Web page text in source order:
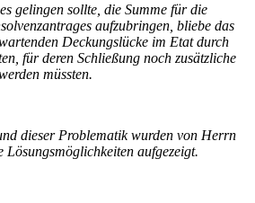
gelingen sollte, die Summe für die
aufzubringen, bliebe das
Deckungslücke im Etat durch
für deren Schließung noch zusätzliche
müssten.
dieser Problematik wurden von Herrn
Lösungsmöglichkeiten aufgezeigt.